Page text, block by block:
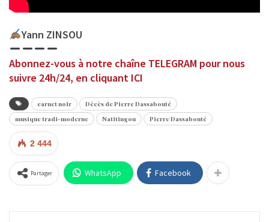
Yann ZINSOU
Abonnez-vous à notre chaîne TELEGRAM pour nous
suivre 24h/24, en cliquant ICI
carnet noir
Décès de Pierre Dassabouté
musique tradi-moderne
Natitingou Pierre Dassabouté
2 444
Partager WhatsApp Facebook